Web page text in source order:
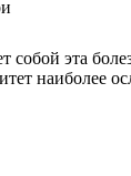
эта
наиболее